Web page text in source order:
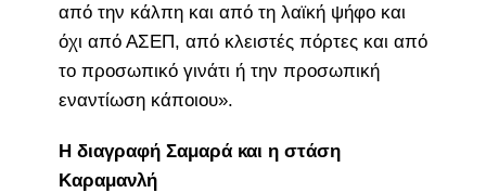
από την κάλπη και από τη λαϊκή ψήφο και
όχι από ΑΣΕΠ, από κλειστές πόρτες και από
το προσωπικό γινάτι ή την προσωπική
εναντίωση κάποιου».
Η διαγραφή Σαμαρά και η στάση
Καραμανλή